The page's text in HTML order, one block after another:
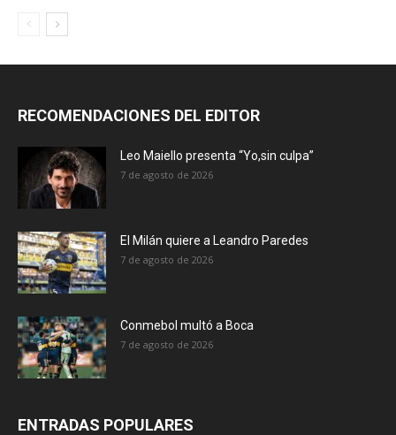
RECOMENDACIONES DEL EDITOR
Leo Maiello presenta “Yo,sin culpa”
7 de agosto de 2026
El Milán quiere a Leandro Paredes
7 de agosto de 2026
Conmebol multó a Boca
7 de agosto de 2026
ENTRADAS POPULARES